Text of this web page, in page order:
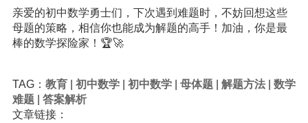
亲爱的初中数学勇士们，下次遇到难题时，不妨回想这些
母题的策略，相信你也能成为解题的高手！加油，你是最
棒的数学探险家！🏆🚀
TAG： 教育| 初中数学| 初中数学| 母体题| 解题方法| 数学
难题| 答案解析
文章链接：